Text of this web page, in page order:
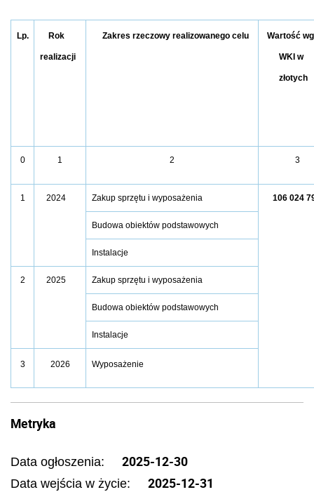
Lp. Rok
realizacji
Zakres rzeczowy realizowanego celu Wartość wg
WKI w
złotych
0 1 2 3
1 2024 Zakup sprzętu i wyposażenia 106 024
Budowa obiektów podstawowych
Instalacje
2 2025 Zakup sprzętu i wyposażenia
Budowa obiektów podstawowych
Instalacje
3 2026 Wyposażenie
Metryka
Data ogłoszenia: 2025-12-30
Data wejścia w życie: 2025-12-31